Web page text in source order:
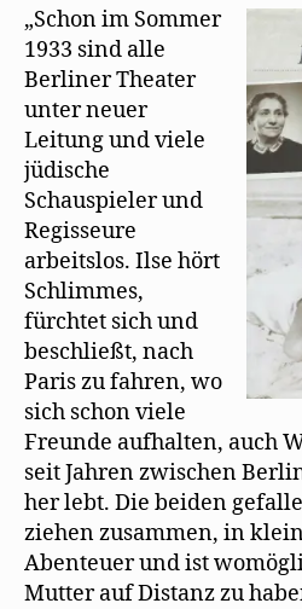
„Schon im Sommer
1933 sind alle
Berliner Theater
unter neuer
Leitung und viele
jüdische
Schauspieler und
Regisseure
arbeitslos. Ilse hört
Schlimmes,
fürchtet sich und
beschließt, nach
Paris zu fahren, wo
sich schon viele
Freunde aufhalten, auch
seit Jahren zwischen
her lebt. Die beiden
ziehen zusammen, in
Abenteuer und ist
Mutter auf Distanz zu